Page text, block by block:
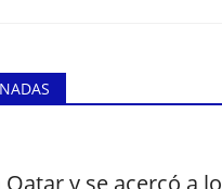
y se acercó a